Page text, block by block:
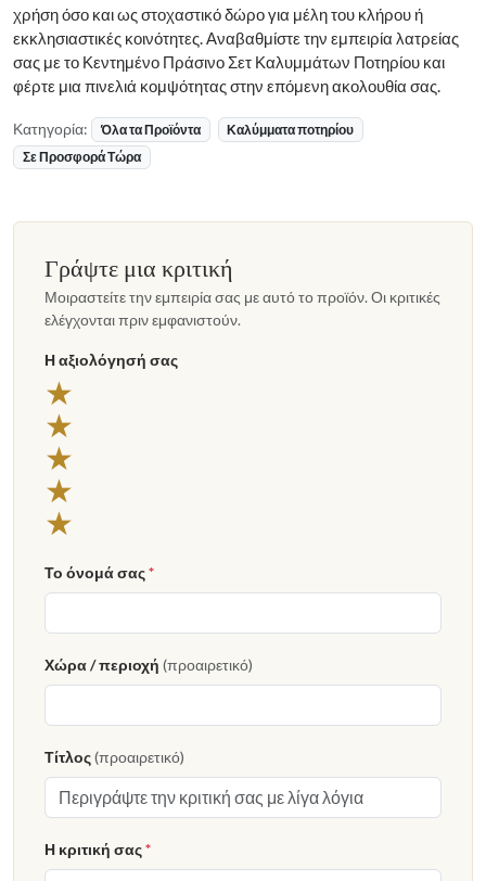
χρήση όσο και ως στοχαστικό δώρο για μέλη του κλήρου ή
εκκλησιαστικές κοινότητες. Αναβαθμίστε την εμπειρία λατρείας
σας με το Κεντημένο Πράσινο Σετ Καλυμμάτων Ποτηρίου και
φέρτε μια πινελιά κομψότητας στην επόμενη ακολουθία σας.
Κατηγορία: Όλα τα Προϊόντα
Καλύμματα ποτηρίου
Σε Προσφορά Τώρα
Γράψτε μια κριτική
Μοιραστείτε την εμπειρία σας με αυτό το προϊόν. Οι κριτικές
ελέγχονται πριν εμφανιστούν.
Η αξιολόγησή σας
★
★
★
★
★
Το όνομά σας*
Χώρα / περιοχή (προαιρετικό)
Τίτλος(προαιρετικό)
Η κριτική σας*